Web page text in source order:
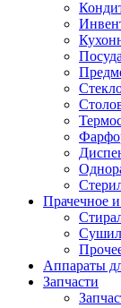
Прачечное
Аппараты
Запчасти